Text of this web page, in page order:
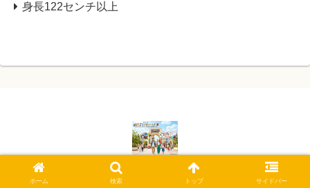
身長122センチ以上
© 2019 USJ攻略ブログ.
ホーム 検索 トップ サイドバー